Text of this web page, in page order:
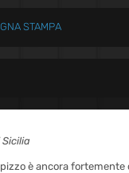
STAMPA
Sicilia
pizzo è ancora fortemente